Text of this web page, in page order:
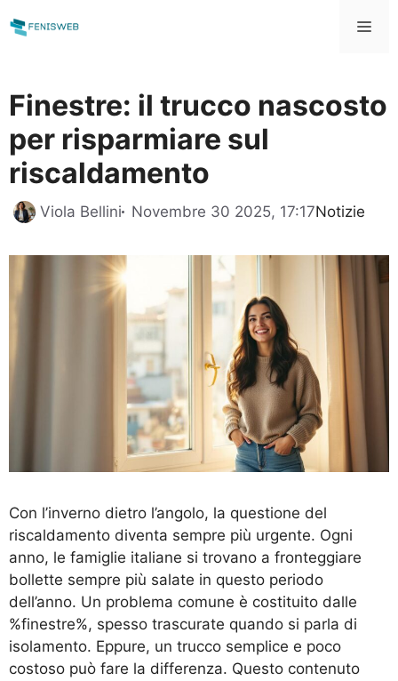
al
Finestre: il trucco nascosto
per risparmiare sul
riscaldamento
Viola Bellini Novembre 30 2025, 17:17Categorie
Notizie
Con l’inverno dietro l’angolo, la questione del
riscaldamento diventa sempre più urgente. Ogni
anno, le famiglie italiane si trovano a fronteggiare
bollette sempre più salate in questo periodo
dell’anno. Un problema comune è costituito dalle
%finestre%, spesso trascurate quando si parla di
isolamento. Eppure, un trucco semplice e poco
costoso può fare la differenza. Questo contenuto